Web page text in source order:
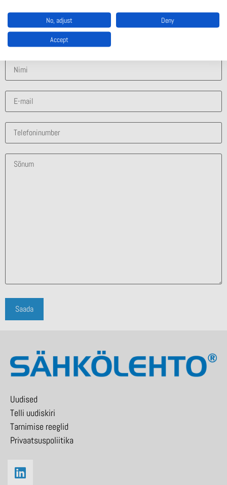
Mis lahendus sind huvitab?
Uudised
Telli uudiskiri
Tarnimise reeglid
Privaatsuspoliitika
No, adjust Deny
Accept